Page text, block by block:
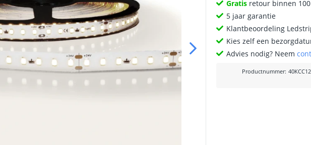
Gratis retour binnen
5 jaar garantie
Klantbeoordeling
Kies zelf een
Advies nodig? Neem
Productnummer: